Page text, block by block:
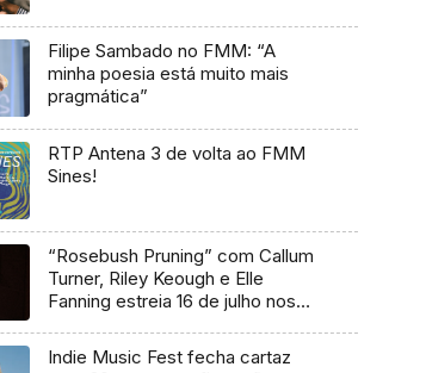
Filipe Sambado no FMM: “A
minha poesia está muito mais
pragmática”
RTP Antena 3 de volta ao FMM
Sines!
“Rosebush Pruning” com Callum
Turner, Riley Keough e Elle
Fanning estreia 16 de julho nos
Indie Music Fest fecha cartaz